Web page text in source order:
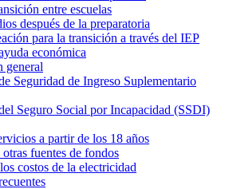
entre escuelas
después de la preparatoria
para la transición a través del IEP
económica
general
Seguridad de Ingreso Suplementario
Seguro Social por Incapacidad (SSDI)
a partir de los 18 años
fuentes de fondos
costos de la electricidad